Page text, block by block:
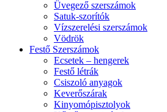
Üvegező szerszámok
Satuk-szorítók
Vízszerelési szerszámok
Vödrök
Festő Szerszámok
Ecsetek – hengerek
Festő létrák
Csiszoló anyagok
Keverőszárak
Kinyomópisztolyok